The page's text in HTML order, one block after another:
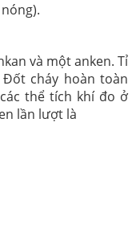
nóng).
và một anken. Tỉ
Đốt cháy hoàn toàn
thể tích khí đo ở
lần lượt là